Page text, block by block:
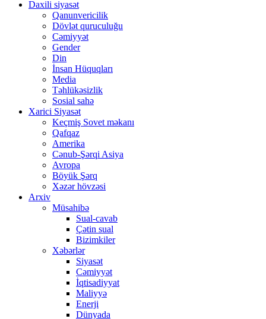
Daxili siyasət
Qanunvericilik
Dövlət quruculuğu
Cəmiyyət
Gender
Din
İnsan Hüquqları
Media
Təhlükəsizlik
Sosial sahə
Xarici Siyasət
Keçmiş Sovet məkanı
Qafqaz
Amerika
Cənub-Şərqi Asiya
Avropa
Böyük Şərq
Xəzər hövzəsi
Arxiv
Müsahibə
Sual-cavab
Çətin sual
Bizimkiler
Xəbərlər
Siyasət
Cəmiyyət
İqtisadiyyat
Maliyyə
Enerji
Dünyada